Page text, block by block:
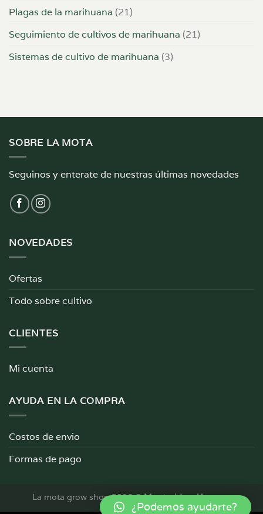
Plagas de la marihuana (21)
Seguimiento de cultivos de marihuana (21)
Sistemas de cultivo de marihuana (3)
SOBRE LA MOTA
Seguinos y enterate de nuestras últimas novedades
NOVEDADES
Ofertas
Todo sobre cultivo
CLIENTES
Mi cuenta
AYUDA EN LA COMPRA
Costos de envio
Formas de pago
La mota grow shop 2026 ©Montevideo, Uruguay
¿Podemos ayudarte?